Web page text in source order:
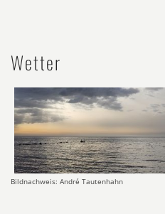
Wetter
Bildnachweis: André Tautenhahn